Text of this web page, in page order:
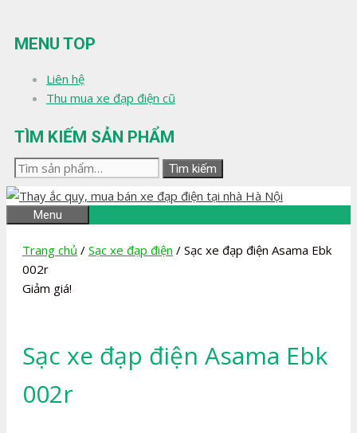
đến
nội
MENU TOP
Liên hệ
Thu mua xe đạp điện cũ
TÌM KIẾM SẢN PHẨM
Tìm
kiếm:
Tìm kiếm
Menu
Trang chủ / Sạc xe đạp điện / Sạc xe đạp điện Asama Ebk
002r
Giảm giá!
Sạc xe đạp điện Asama Ebk
002r